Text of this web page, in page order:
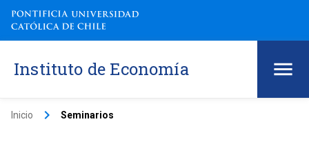
Instituto de Economía
Inicio keyboard_arrow_right Seminarios